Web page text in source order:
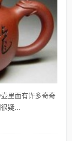
里面有许多奇奇
疑...